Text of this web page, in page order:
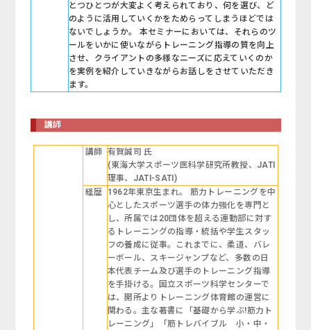
とつひとつが大変よく考えられており、何を選び、ど
のように活用していくかをためらってしまうほどでは
ないでしょうか。 本セミナーにおいては、それらのツ
ールをいかに使いながらトレーニング指導の質を向上
させ、クライアントの多様なニーズに応えていくのか
を実例を紹介していきながらお話しをさせていただき
ます。
講師
講師 有賀誠司 氏
(東海大学スポーツ医科学研究所教授、JATI
理事、JATI-SATI)
経歴
1962年東京生まれ。 筋力トレーニングを中
心としたスポーツ選手の体力強化を専門と
し、所属では20団体を超える運動部に対す
るトレーニングの指導・統括や学生スタッ
フの養成に従事。これまでに、柔道、バレ
ーボール、スキージャンプなど、多数の日
本代表チーム及び選手のトレーニング指導
を手掛ける。国立スポーツ科学センターで
は、開所よりトレーニング体育館の運営に
関わる。主な著書に「基礎から学ぶ!筋力ト
レーニング」「筋トレバイブル 小・中・